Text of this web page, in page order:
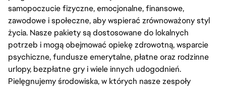
samopoczucie fizyczne, emocjonalne, finansowe,
zawodowe i społeczne, aby wspierać zrównoważony styl
życia. Nasze pakiety są dostosowane do lokalnych
potrzeb i mogą obejmować opiekę zdrowotną, wsparcie
psychiczne, fundusze emerytalne, płatne oraz rodzinne
urlopy, bezpłatne gry i wiele innych udogodnień.
Pielęgnujemy środowiska, w których nasze zespoły